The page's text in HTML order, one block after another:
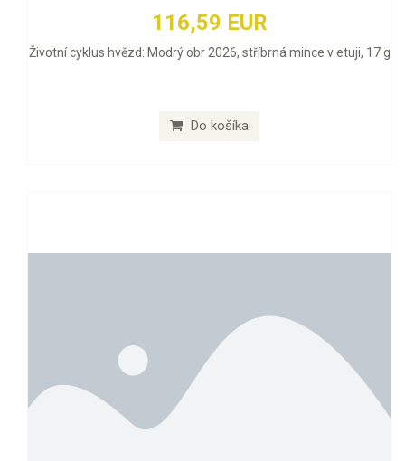
116,59 EUR
Životní cyklus hvězd: Modrý obr 2026, stříbrná mince v etuji, 17 g
Do košíka